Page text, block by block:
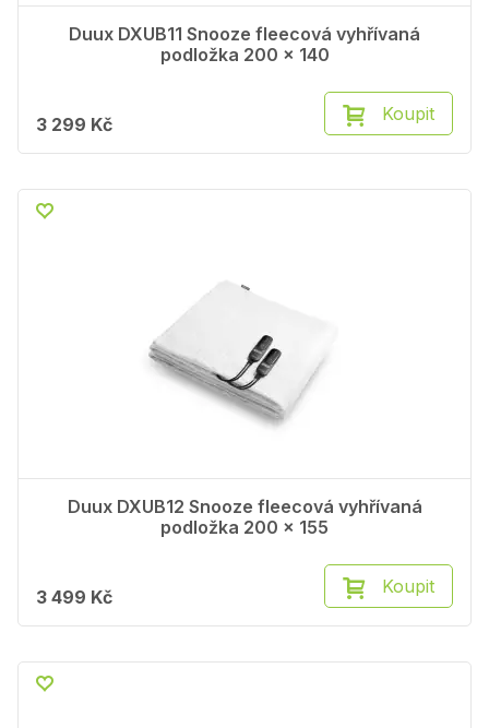
Duux DXUB11 Snooze fleecová vyhřívaná
podložka 200 x 140
3 299 Kč Koupit
Duux DXUB12 Snooze fleecová vyhřívaná
podložka 200 x 155
3 499 Kč Koupit